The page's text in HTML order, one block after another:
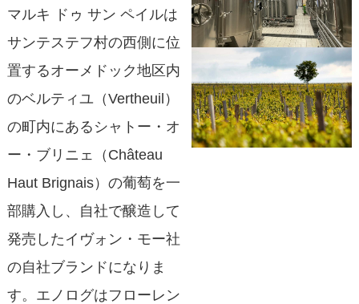
マルキ ドゥ サン ペイルは
サンテステフ村の西側に位
置するオーメドック地区内
のベルティユ（Vertheuil）
の町内にあるシャトー・オ
ー・ブリニェ（Château
Haut Brignais）の葡萄を一
部購入し、自社で醸造して
発売したイヴォン・モー社
の自社ブランドになりま
す。エノログはフローレン